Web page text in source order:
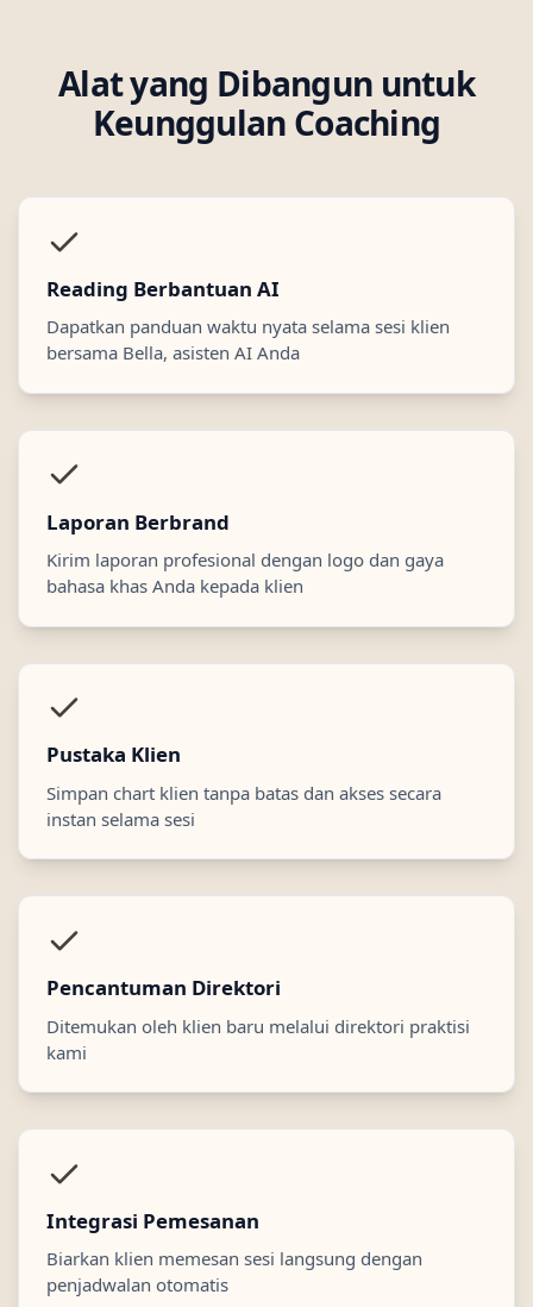
Alat yang Dibangun untuk
Keunggulan Coaching
Reading Berbantuan AI
Dapatkan panduan waktu nyata selama sesi klien
bersama Bella, asisten AI Anda
Laporan Berbrand
Kirim laporan profesional dengan logo dan gaya
bahasa khas Anda kepada klien
Pustaka Klien
Simpan chart klien tanpa batas dan akses secara
instan selama sesi
Pencantuman Direktori
Ditemukan oleh klien baru melalui direktori praktisi
kami
Integrasi Pemesanan
Biarkan klien memesan sesi langsung dengan
penjadwalan otomatis